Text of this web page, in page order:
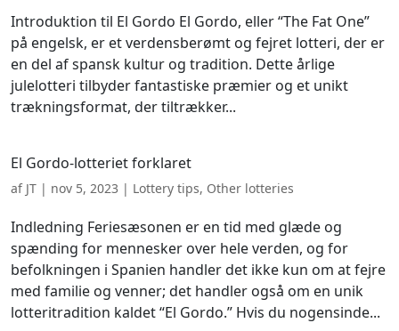
Introduktion til El Gordo El Gordo, eller “The Fat One”
på engelsk, er et verdensberømt og fejret lotteri, der er
en del af spansk kultur og tradition. Dette årlige
julelotteri tilbyder fantastiske præmier og et unikt
trækningsformat, der tiltrækker...
El Gordo-lotteriet forklaret
af JT | nov 5, 2023 | Lottery tips, Other lotteries
Indledning Feriesæsonen er en tid med glæde og
spænding for mennesker over hele verden, og for
befolkningen i Spanien handler det ikke kun om at fejre
med familie og venner; det handler også om en unik
lotteritradition kaldet “El Gordo.” Hvis du nogensinde...